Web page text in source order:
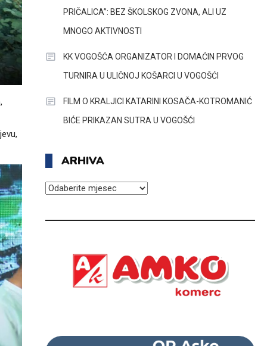
PRIČALICA”: BEZ ŠKOLSKOG ZVONA, ALI UZ
MNOGO AKTIVNOSTI
KK VOGOŠĆA ORGANIZATOR I DOMAĆIN PRVOG
TURNIRA U ULIČNOJ KOŠARCI U VOGOŠĆI
FILM O KRALJICI KATARINI KOSAČA-KOTROMANIĆ
BIĆE PRIKAZAN SUTRA U VOGOŠĆI
ARHIVA
ARHIVA